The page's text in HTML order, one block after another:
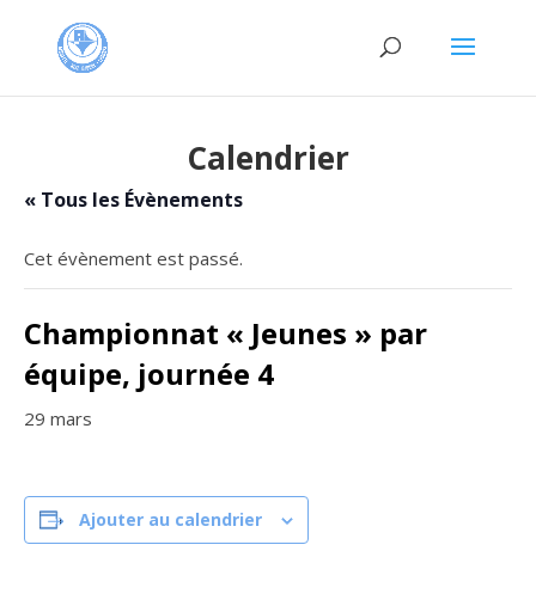
Calendrier
« Tous les Évènements
Cet évènement est passé.
Championnat « Jeunes » par
équipe, journée 4
29 mars
Ajouter au calendrier